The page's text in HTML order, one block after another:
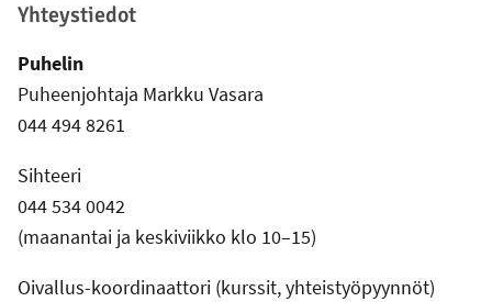
Yhteystiedot
Puhelin
Puheenjohtaja Markku Vasara
044 494 8261
Sihteeri
044 534 0042
(maanantai ja keskiviikko klo 10–15)
Oivallus-koordinaattori (kurssit, yhteistyöpyynnöt)